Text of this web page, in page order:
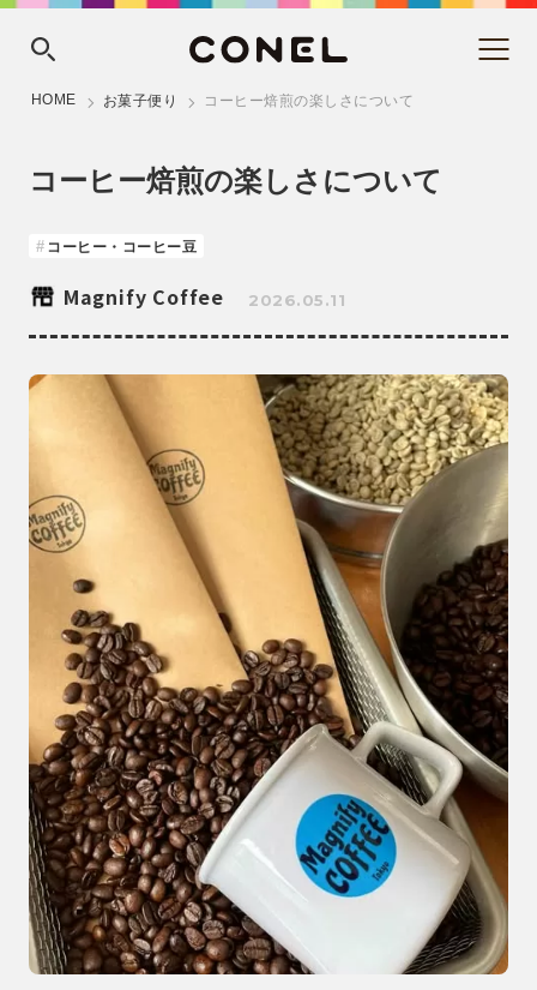
HOME お菓子便り コーヒー焙煎の楽しさについて
コーヒー焙煎の楽しさについて
コーヒー・コーヒー豆
Magnify Coffee 2026.05.11